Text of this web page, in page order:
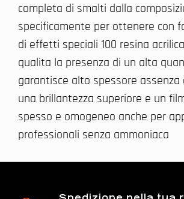
completa di smalti dalla
specificamente per ottenere con
di effetti speciali 100 resina
qualita la presenza di un alta
garantisce alto spessore assenza
una brillantezza superiore e un
spesso e omogeneo anche per
professionali senza ammoniaca